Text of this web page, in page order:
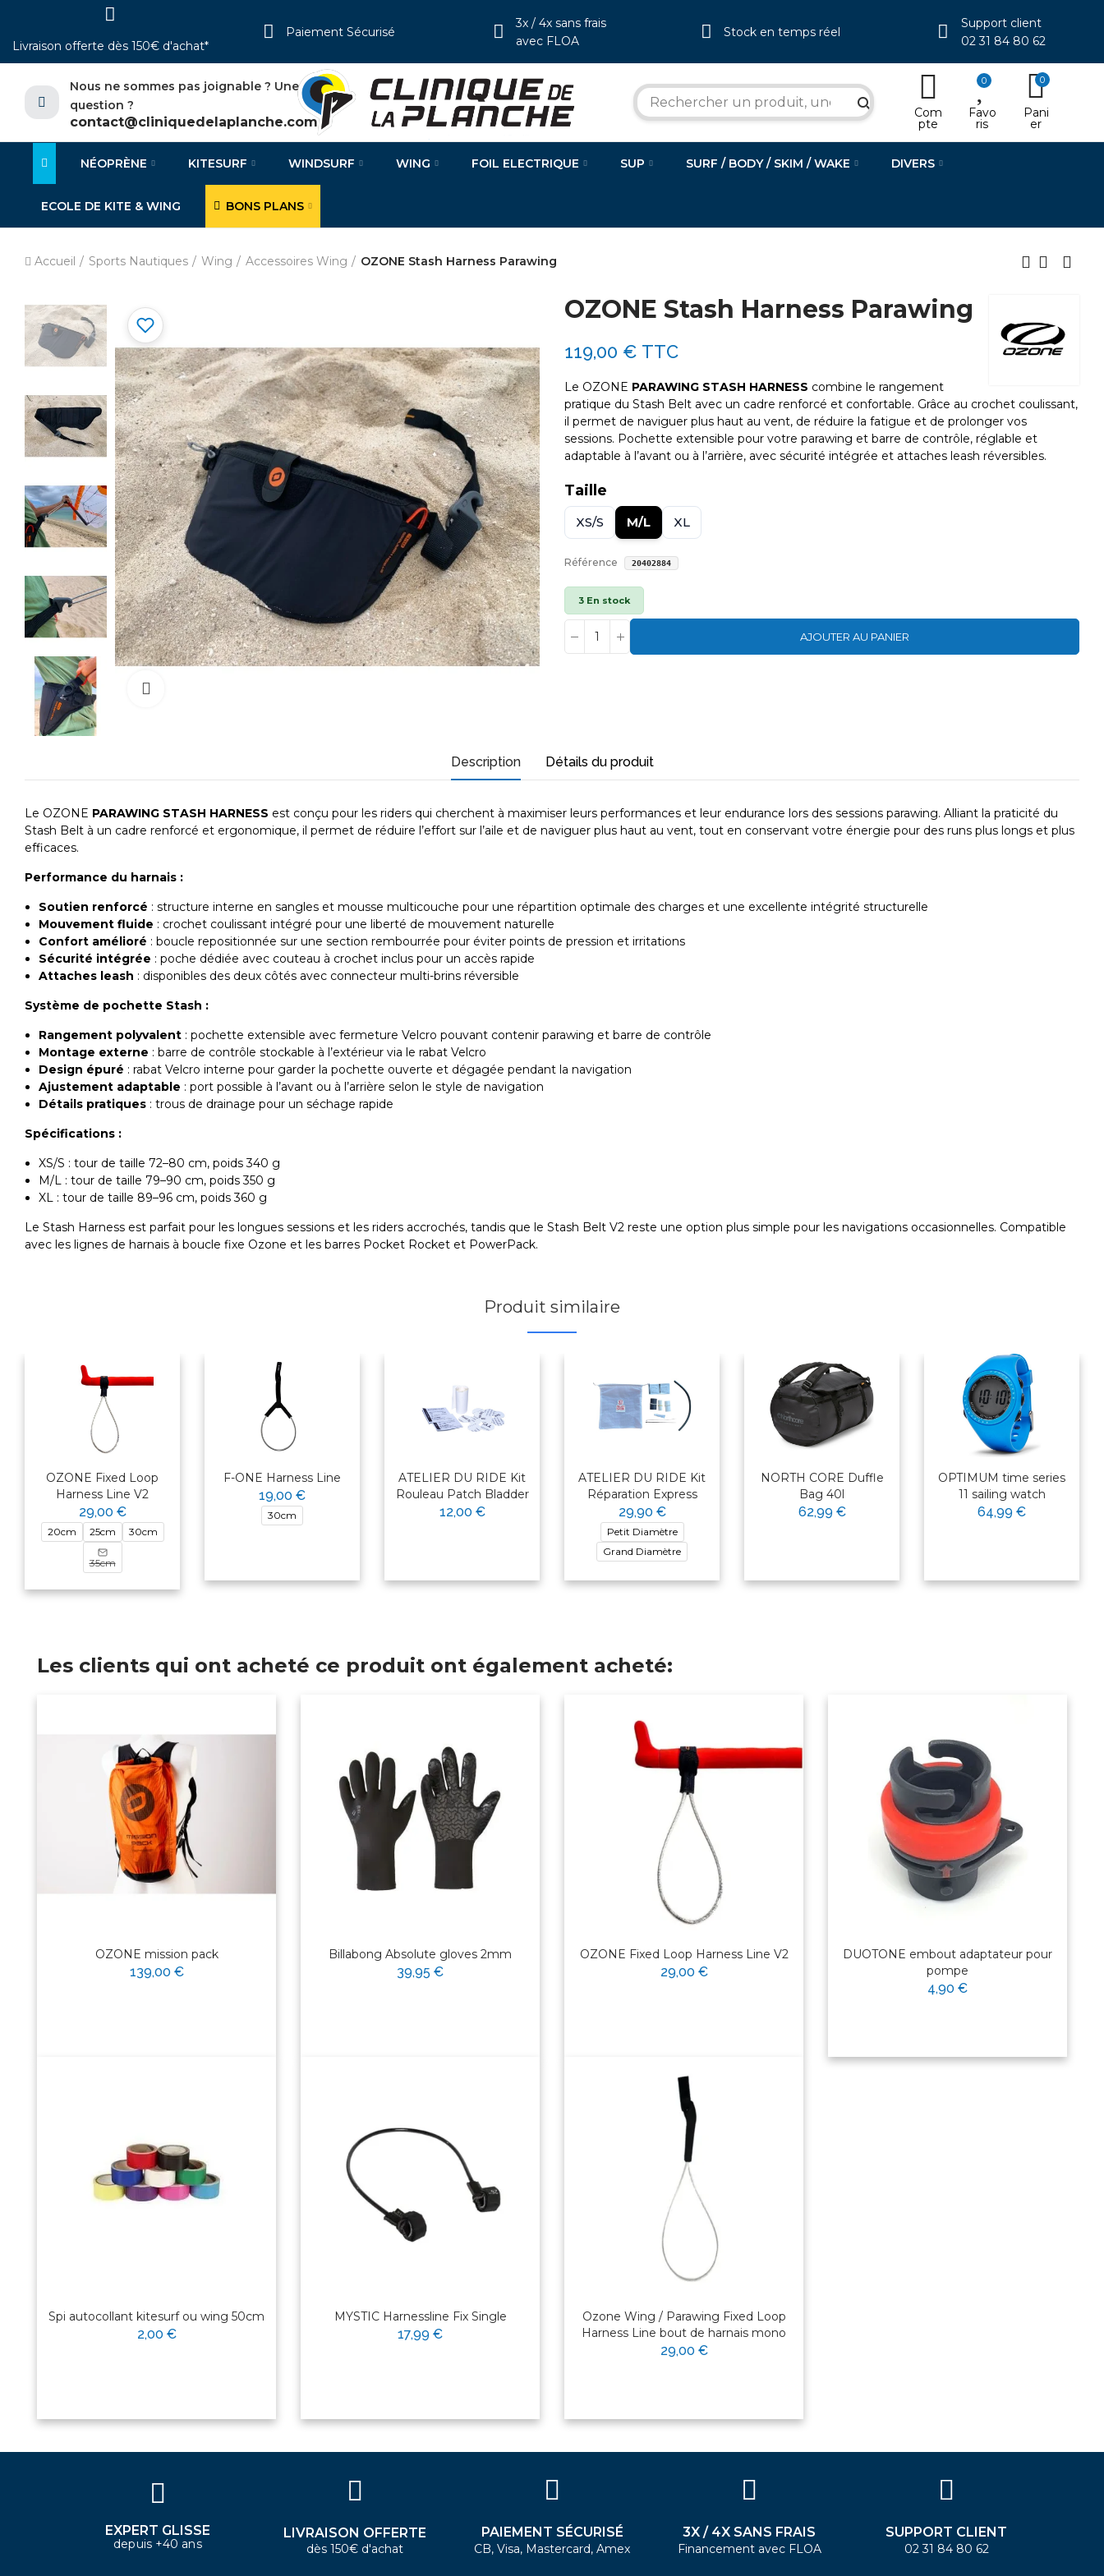
Livraison offerte dès 150€ d'achat*
Paiement Sécurisé
3x / 4x sans frais
avec FLOA
Stock en temps réel
Support client
02 31 84 80 62
Nous ne sommes pas joignable ? Une
question ?
contact@cliniquedelaplanche.com
search Com
pte
0
Favo
ris
0
Pani
er
NÉOPRÈNE KITESURF WINDSURF WING FOIL ELECTRIQUE SUP SURF / BODY / SKIM / WAKE DIVERS
ECOLE DE KITE & WING BONS PLANS
Accueil Sports Nautiques Wing Accessoires Wing OZONE Stash Harness Parawing
OZONE Stash Harness Parawing
119,00 € TTC
Le OZONE PARAWING STASH HARNESS combine le rangement
pratique du Stash Belt avec un cadre renforcé et confortable. Grâce au crochet coulissant,
il permet de naviguer plus haut au vent, de réduire la fatigue et de prolonger vos
sessions. Pochette extensible pour votre parawing et barre de contrôle, réglable et
adaptable à l’avant ou à l’arrière, avec sécurité intégrée et attaches leash réversibles.
Taille
XS/S M/L XL
Référence 20402884
3 En stock
AJOUTER AU PANIER
Description Détails du produit
Le OZONE PARAWING STASH HARNESS est conçu pour les riders qui cherchent à maximiser leurs performances et leur endurance lors des sessions parawing. Alliant la praticité du
Stash Belt à un cadre renforcé et ergonomique, il permet de réduire l’effort sur l’aile et de naviguer plus haut au vent, tout en conservant votre énergie pour des runs plus longs et plus
efficaces.
Performance du harnais :
Soutien renforcé : structure interne en sangles et mousse multicouche pour une répartition optimale des charges et une excellente intégrité structurelle
Mouvement fluide : crochet coulissant intégré pour une liberté de mouvement naturelle
Confort amélioré : boucle repositionnée sur une section rembourrée pour éviter points de pression et irritations
Sécurité intégrée : poche dédiée avec couteau à crochet inclus pour un accès rapide
Attaches leash : disponibles des deux côtés avec connecteur multi-brins réversible
Système de pochette Stash :
Rangement polyvalent : pochette extensible avec fermeture Velcro pouvant contenir parawing et barre de contrôle
Montage externe : barre de contrôle stockable à l’extérieur via le rabat Velcro
Design épuré : rabat Velcro interne pour garder la pochette ouverte et dégagée pendant la navigation
Ajustement adaptable : port possible à l’avant ou à l’arrière selon le style de navigation
Détails pratiques : trous de drainage pour un séchage rapide
Spécifications :
XS/S : tour de taille 72–80 cm, poids 340 g
M/L : tour de taille 79–90 cm, poids 350 g
XL : tour de taille 89–96 cm, poids 360 g
Le Stash Harness est parfait pour les longues sessions et les riders accrochés, tandis que le Stash Belt V2 reste une option plus simple pour les navigations occasionnelles. Compatible
avec les lignes de harnais à boucle fixe Ozone et les barres Pocket Rocket et PowerPack.
Produit similaire
OZONE Fixed Loop
Harness Line V2
29,00 €
20cm 25cm 30cm
35cm
F-ONE Harness Line
19,00 €
30cm
ATELIER DU RIDE Kit
Rouleau Patch Bladder
12,00 €
ATELIER DU RIDE Kit
Réparation Express
29,90 €
Petit Diamètre
Grand Diamètre
NORTH CORE Duffle
Bag 40l
62,99 €
OPTIMUM time series
11 sailing watch
64,99 €
Les clients qui ont acheté ce produit ont également acheté:
OZONE mission pack
139,00 €
Billabong Absolute gloves 2mm
39,95 €
OZONE Fixed Loop Harness Line V2
29,00 €
DUOTONE embout adaptateur pour
pompe
4,90 €
Spi autocollant kitesurf ou wing 50cm
2,00 €
MYSTIC Harnessline Fix Single
17,99 €
Ozone Wing / Parawing Fixed Loop
Harness Line bout de harnais mono
29,00 €
Bonjour ! Je suis votre expert
EXPERT GLISSE
depuis +40 ans
LIVRAISON OFFERTE
dès 150€ d'achat
PAIEMENT SÉCURISÉ
CB, Visa, Mastercard, Amex
3X / 4X SANS FRAIS
Financement avec FLOA
SUPPORT CLIENT
02 31 84 80 62